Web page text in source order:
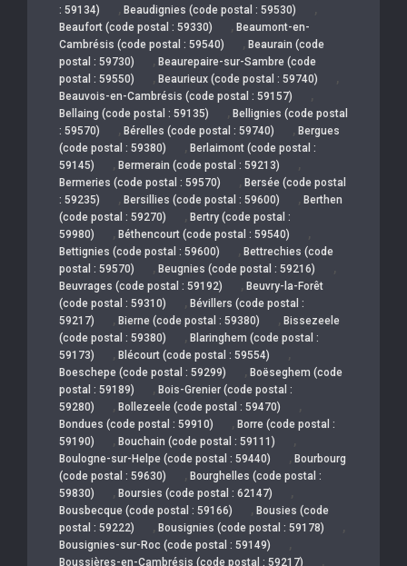
: 59134)
, Beaudignies (code postal : 59530) ,
Beaufort (code postal : 59330) , Beaumont-en-
Cambrésis (code postal : 59540)
, Beaurain (code
postal : 59730)
, Beaurepaire-sur-Sambre (code
postal : 59550)
, Beaurieux (code postal : 59740) ,
Beauvois-en-Cambrésis (code postal : 59157) ,
Bellaing (code postal : 59135) , Bellignies (code postal
: 59570)
, Bérelles (code postal : 59740) , Bergues
(code postal : 59380)
, Berlaimont (code postal :
59145)
, Bermerain (code postal : 59213) ,
Bermeries (code postal : 59570) , Bersée (code postal
: 59235)
, Bersillies (code postal : 59600) , Berthen
(code postal : 59270)
, Bertry (code postal :
59980)
, Béthencourt (code postal : 59540) ,
Bettignies (code postal : 59600) , Bettrechies (code
postal : 59570)
, Beugnies (code postal : 59216) ,
Beuvrages (code postal : 59192) , Beuvry-la-Forêt
(code postal : 59310)
, Bévillers (code postal :
59217)
, Bierne (code postal : 59380) , Bissezeele
(code postal : 59380)
, Blaringhem (code postal :
59173)
, Blécourt (code postal : 59554) ,
Boeschepe (code postal : 59299) , Boëseghem (code
postal : 59189)
, Bois-Grenier (code postal :
59280)
, Bollezeele (code postal : 59470) ,
Bondues (code postal : 59910) , Borre (code postal :
59190)
, Bouchain (code postal : 59111) ,
Boulogne-sur-Helpe (code postal : 59440) , Bourbourg
(code postal : 59630)
, Bourghelles (code postal :
59830)
, Boursies (code postal : 62147) ,
Bousbecque (code postal : 59166) , Bousies (code
postal : 59222)
, Bousignies (code postal : 59178) ,
Bousignies-sur-Roc (code postal : 59149) ,
Boussières-en-Cambrésis (code postal : 59217) ,